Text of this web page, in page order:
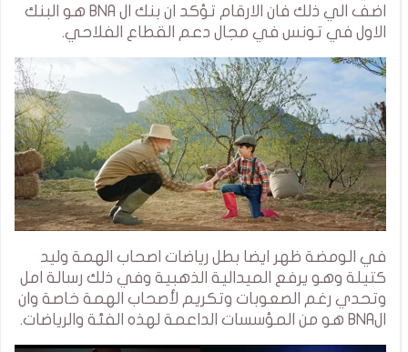
اضف الي ذلك فان الارقام تؤكد ان بنك ال BNA هو البنك
الاول في تونس في مجال دعم القطاع الفلاحي.
في الومضة ظهر ايضا بطل رياضات اصحاب الهمة وليد
كتيلة وهو يرفع الميدالية الذهبية وفي ذلك رسالة امل
وتحدي رغم الصعوبات وتكريم لأصحاب الهمة خاصة وان
الBNA هو من المؤسسات الداعمة لهذه الفئة والرياضات.